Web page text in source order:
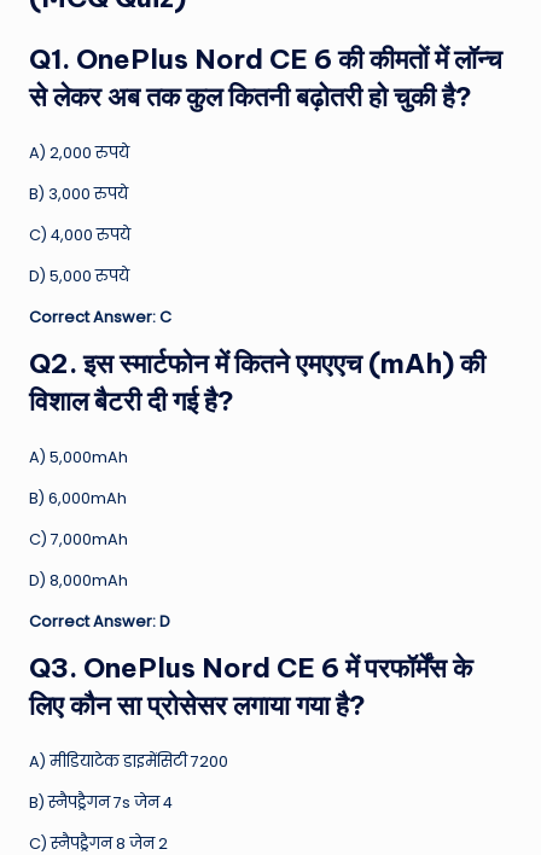
Q1. OnePlus Nord CE 6 की कीमतों में लॉन्च
से लेकर अब तक कुल कितनी बढ़ोतरी हो चुकी है?
A) 2,000 रुपये
B) 3,000 रुपये
C) 4,000 रुपये
D) 5,000 रुपये
Correct Answer: C
Q2. इस स्मार्टफोन में कितने एमएएच (mAh) की
विशाल बैटरी दी गई है?
A) 5,000mAh
B) 6,000mAh
C) 7,000mAh
D) 8,000mAh
Correct Answer: D
Q3. OnePlus Nord CE 6 में परफॉर्मेंस के
लिए कौन सा प्रोसेसर लगाया गया है?
A) मीडियाटेक डाइमेंसिटी 7200
B) स्नैपड्रैगन 7s जेन 4
C) स्नैपड्रैगन 8 जेन 2